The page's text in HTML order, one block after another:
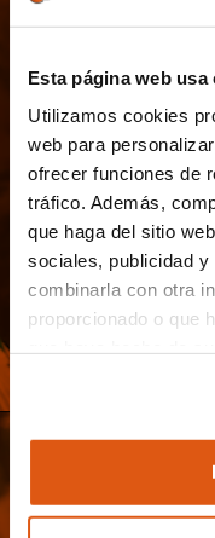
Esta página web usa
Utilizamos cookies
web para
ofrecer funciones de
tráfico. Además,
que haga del sitio
sociales, publicidad y
combinarla con otra
proporcionado o que
El responsable del
es REVO
Cookies:https://